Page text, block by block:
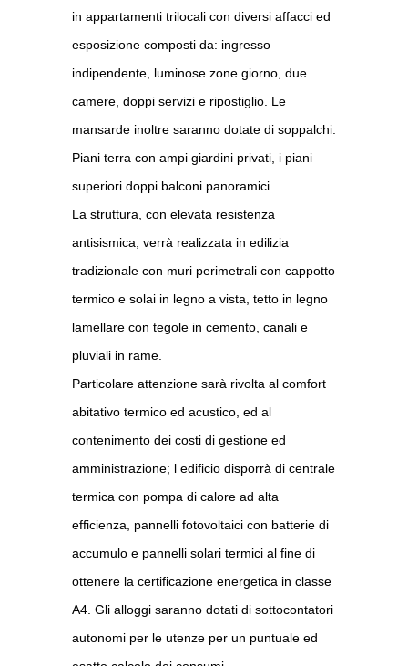
in appartamenti trilocali con diversi affacci ed
esposizione composti da: ingresso
indipendente, luminose zone giorno, due
camere, doppi servizi e ripostiglio. Le
mansarde inoltre saranno dotate di soppalchi.
Piani terra con ampi giardini privati, i piani
superiori doppi balconi panoramici.
La struttura, con elevata resistenza
antisismica, verrà realizzata in edilizia
tradizionale con muri perimetrali con cappotto
termico e solai in legno a vista, tetto in legno
lamellare con tegole in cemento, canali e
pluviali in rame.
Particolare attenzione sarà rivolta al comfort
abitativo termico ed acustico, ed al
contenimento dei costi di gestione ed
amministrazione; l edificio disporrà di centrale
termica con pompa di calore ad alta
efficienza, pannelli fotovoltaici con batterie di
accumulo e pannelli solari termici al fine di
ottenere la certificazione energetica in classe
A4. Gli alloggi saranno dotati di sottocontatori
autonomi per le utenze per un puntuale ed